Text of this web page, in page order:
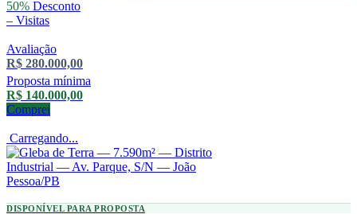
50% Desconto
– Visitas
Avaliação
R$ 280.000,00
Proposta mínima
R$ 140.000,00
Comprei
Carregando...
DISPONÍVEL PARA PROPOSTA